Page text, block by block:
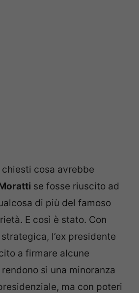
cosa avrebbe
se fosse riuscito ad
di più del famoso
E così è stato. Con
strategica, l’ex presidente
a firmare alcune
sì una minoranza
ma con poteri